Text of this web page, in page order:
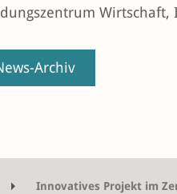
Archiv
Innovatives Projekt im